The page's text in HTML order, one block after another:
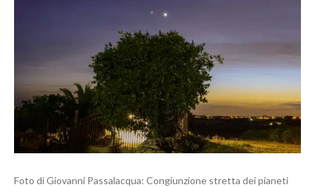
Foto di Giovanni Passalacqua: Congiunzione stretta dei pianeti